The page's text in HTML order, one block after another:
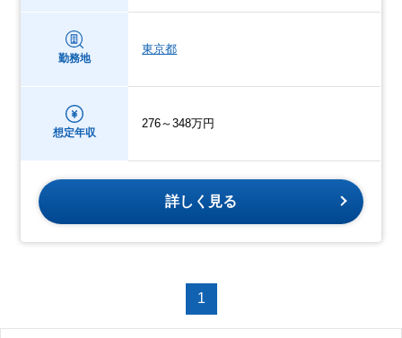
勤務地
東京都
想定年収
276～348万円
詳しく見る
1